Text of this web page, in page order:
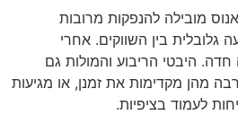
מובילה להנפקות מרובות
גלובלית בין השווקים. אחרי
היבטי הריבוע והמולות גם
מהן מקדימות את זמנן, או מגיעות
לעמוד בציפיות.